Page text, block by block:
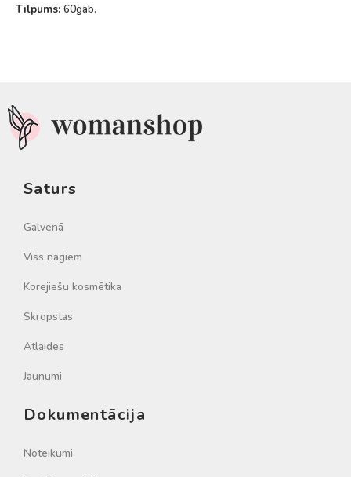
Tilpums: 60gab.
Saturs
Galvenā
Viss nagiem
Korejiešu kosmētika
Skropstas
Atlaides
Jaunumi
Dokumentācija
Noteikumi